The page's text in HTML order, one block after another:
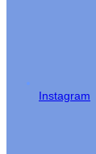
Instagram